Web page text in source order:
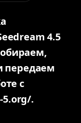
4.5
передаем
с
.